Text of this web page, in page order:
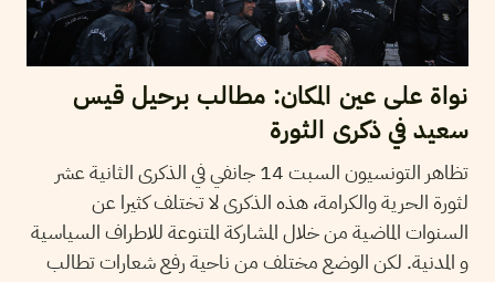
نواة على عين المكان: مطالب برحيل قيس
سعيد في ذكرى الثورة
تظاهر التونسيون السبت 14 جانفي في الذكرى الثانية عشر
لثورة الحرية والكرامة، هذه الذكرى لا تختلف كثيرا عن
السنوات الماضية من خلال المشاركة المتنوعة للاطراف السياسية
و المدنية. لكن الوضع مختلف من ناحية رفع شعارات تطالب